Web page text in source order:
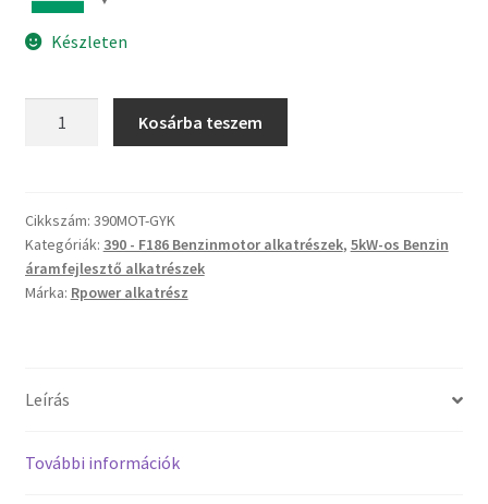
Készleten
Kosárba teszem
Cikkszám: 390MOT-GYK
Kategóriák: 390 - F186 Benzinmotor alkatrészek, 5kW-os Benzin
áramfejlesztő alkatrészek
Márka: Rpower alkatrész
Leírás
További információk